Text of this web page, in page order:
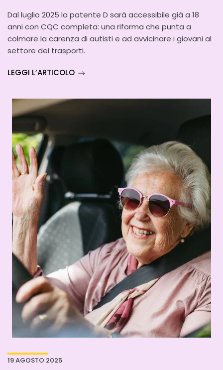
Dal luglio 2025 la patente D sarà accessibile già a 18
anni con CQC completa: una riforma che punta a
colmare la carenza di autisti e ad avvicinare i giovani al
settore dei trasporti.
LEGGI L’ARTICOLO
19 AGOSTO 2025